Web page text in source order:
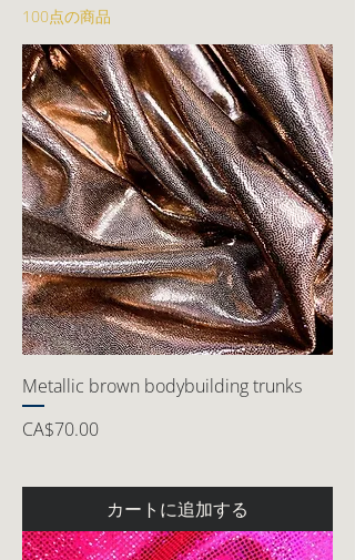
100点の商品
Metallic brown bodybuilding trunks
価格
CA$70.00
カートに追加する